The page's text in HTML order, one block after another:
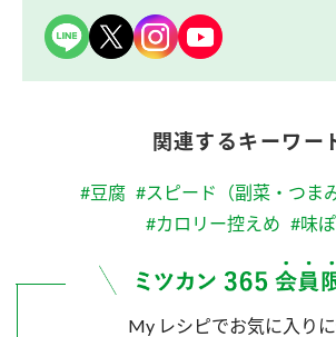
関連するキーワー
#豆腐 #スピード（副菜・つまみ
#カロリー控えめ #味
My レシピでお気に入り